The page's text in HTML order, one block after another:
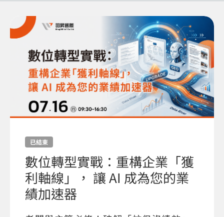
已結束
數位轉型實戰：重構企業「獲
利軸線」， 讓 AI 成為您的業
績加速器